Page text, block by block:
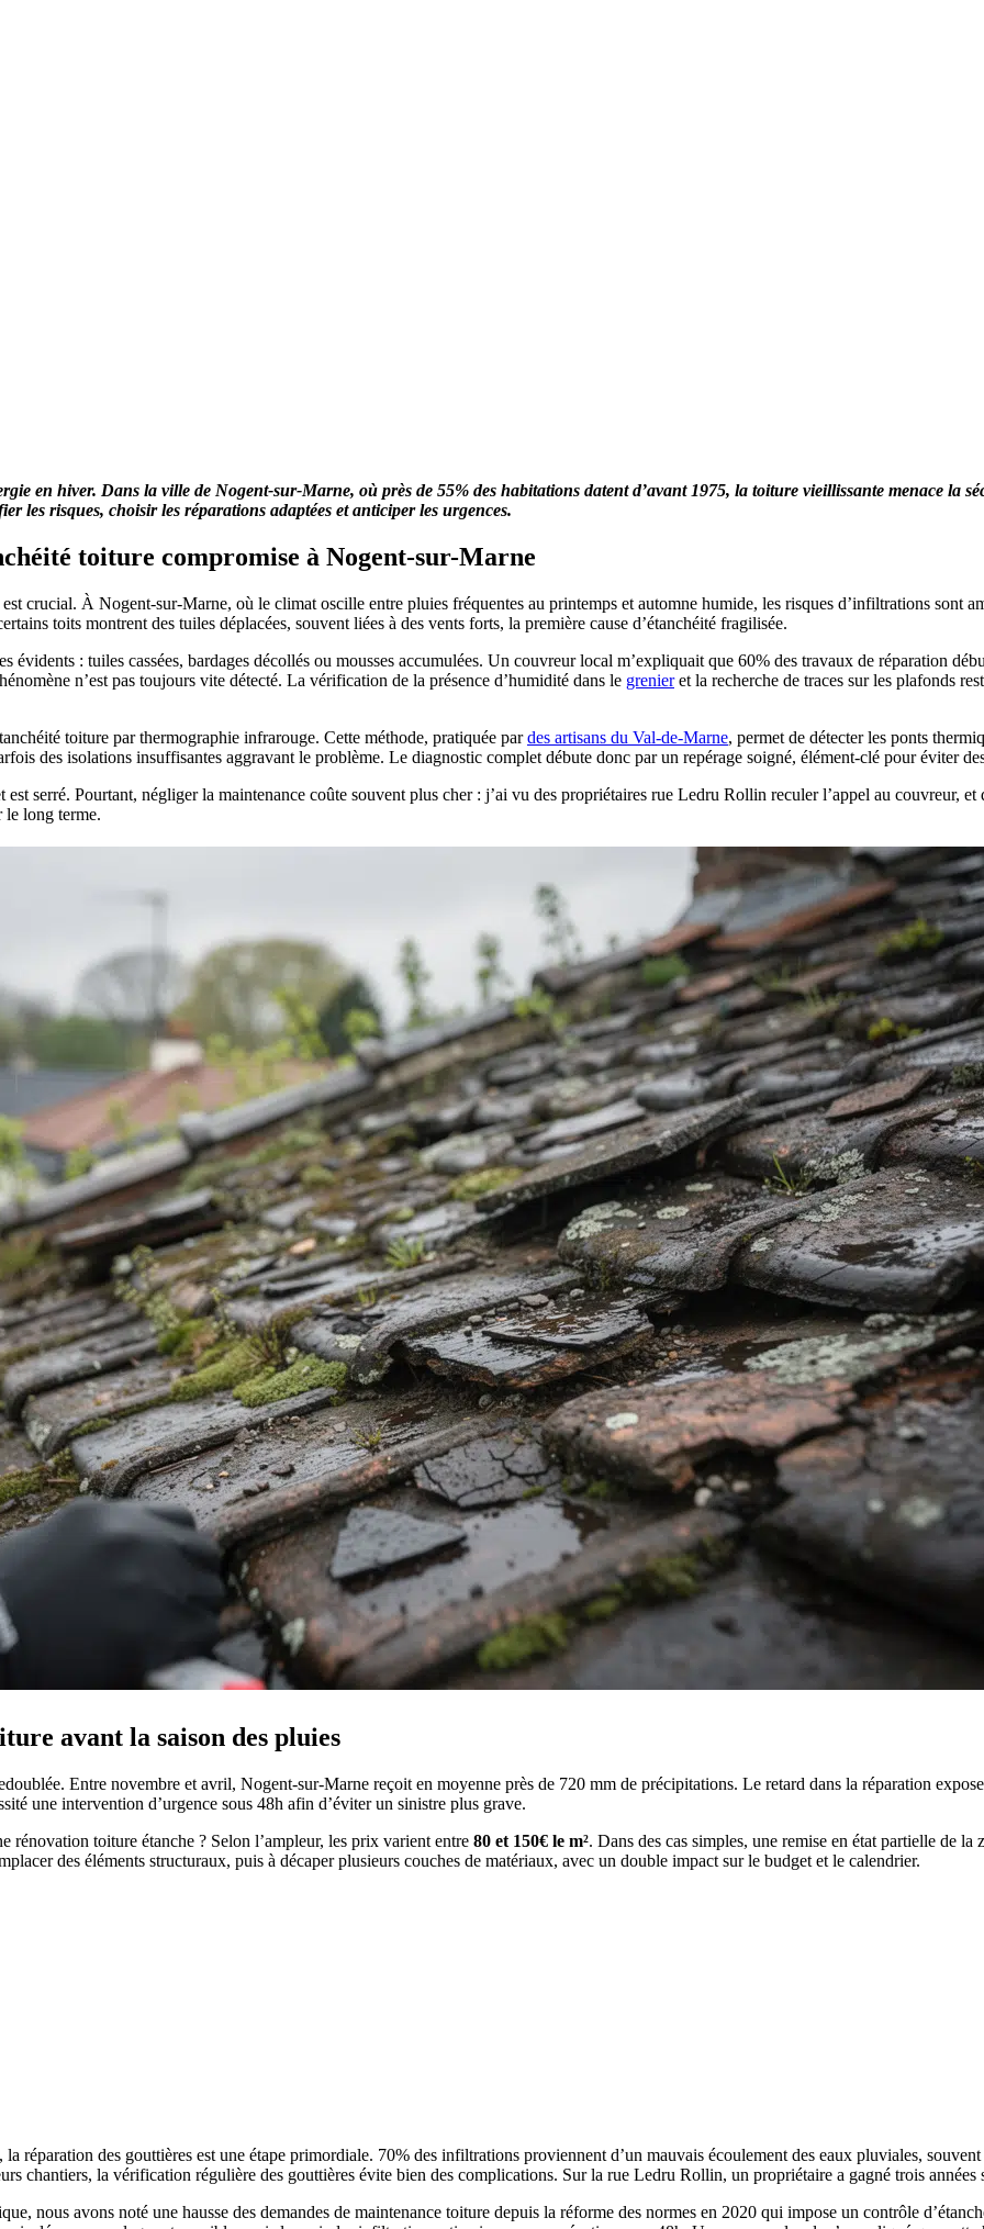
en hiver. Dans la ville de Nogent-sur-Marne, où près de 55% des habitations datent d’avant 1975, la toiture vieillissante menace la
les risques, choisir les réparations adaptées et anticiper les urgences.
toiture compromise à Nogent-sur-Marne
crucial. À Nogent-sur-Marne, où le climat oscille entre pluies fréquentes au printemps et automne humide, les risques d’infiltrations
toits montrent des tuiles déplacées, souvent liées à des vents forts, la première cause d’étanchéité fragilisée.
: tuiles cassées, bardages décollés ou mousses accumulées. Un couvreur local m’expliquait que 60% des travaux de réparation
n’est pas toujours vite détecté. La vérification de la présence d’humidité dans le grenieret la recherche de traces sur les plafonds
toiture par thermographie infrarouge. Cette méthode, pratiquée pardes artisans du Val-de-Marne, permet de détecter les ponts
des isolations insuffisantes aggravant le problème. Le diagnostic complet débute donc par un repérage soigné, élément-clé pour éviter
serré. Pourtant, négliger la maintenance coûte souvent plus cher : j’ai vu des propriétaires rue Ledru Rollin reculer l’appel au
le long terme.
avant la saison des pluies
Entre novembre et avril, Nogent-sur-Marne reçoit en moyenne près de 720 mm de précipitations. Le retard dans la réparation
une intervention d’urgence sous 48h afin d’éviter un sinistre plus grave.
toiture étanche ? Selon l’ampleur, les prix varient entre 80 et 150€ le m². Dans des cas simples, une remise en état partielle de
des éléments structuraux, puis à décaper plusieurs couches de matériaux, avec un double impact sur le budget et le calendrier.
réparation des gouttières est une étape primordiale. 70% des infiltrations proviennent d’un mauvais écoulement des eaux pluviales,
chantiers, la vérification régulière des gouttières évite bien des complications. Sur la rue Ledru Rollin, un propriétaire a gagné trois années
nous avons noté une hausse des demandes de maintenance toiture depuis la réforme des normes en 2020 qui impose un contrôle